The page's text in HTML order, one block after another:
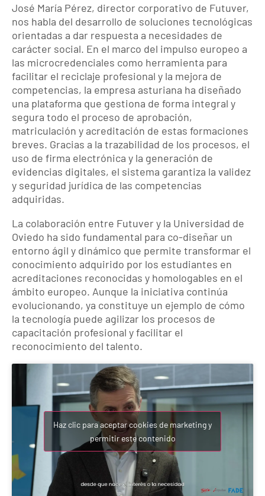
José María Pérez, director corporativo de Futuver,
nos habla del desarrollo de soluciones tecnológicas
orientadas a dar respuesta a necesidades de
carácter social. En el marco del impulso europeo a
las microcredenciales como herramienta para
facilitar el reciclaje profesional y la mejora de
competencias, la empresa asturiana ha diseñado
una plataforma que gestiona de forma integral y
segura todo el proceso de aprobación,
matriculación y acreditación de estas formaciones
breves. Gracias a la trazabilidad de los procesos, el
uso de firma electrónica y la generación de
evidencias digitales, el sistema garantiza la validez
y seguridad jurídica de las competencias
adquiridas.
La colaboración entre Futuver y la Universidad de
Oviedo ha sido fundamental para co-diseñar un
entorno ágil y dinámico que permite transformar el
conocimiento adquirido por los estudiantes en
acreditaciones reconocidas y homologables en el
ámbito europeo. Aunque la iniciativa continúa
evolucionando, ya constituye un ejemplo de cómo
la tecnología puede agilizar los procesos de
capacitación profesional y facilitar el
reconocimiento del talento.
Haz clic para aceptar cookies de marketing y
permitir este contenido